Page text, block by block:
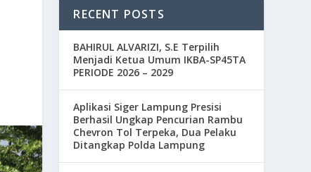
RECENT POSTS
BAHIRUL ALVARIZI, S.E Terpilih
Menjadi Ketua Umum IKBA-SP45TA
PERIODE 2026 – 2029
Aplikasi Siger Lampung Presisi
Berhasil Ungkap Pencurian Rambu
Chevron Tol Terpeka, Dua Pelaku
Ditangkap Polda Lampung